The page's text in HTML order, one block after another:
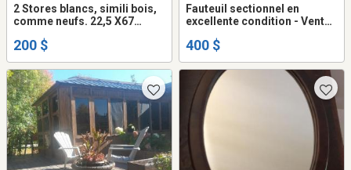
2 Stores blancs, simili bois,
comme neufs. 22,5 X67
200 $
Fauteuil sectionnel en
excellente condition - Vente
!400 $